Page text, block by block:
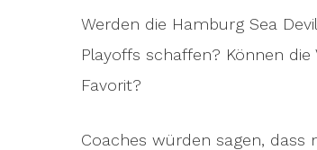
Hit enter to search or ESC to
Werden die Hamburg Sea
Playoffs schaffen? Können
Favorit?
Coaches würden sagen, dass